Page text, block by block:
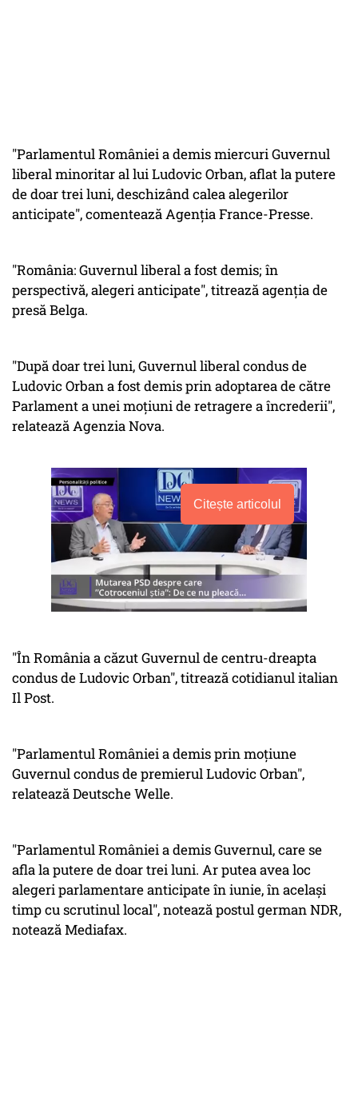
"Parlamentul României a demis miercuri Guvernul
liberal minoritar al lui Ludovic Orban, aflat la putere
de doar trei luni, deschizând calea alegerilor
anticipate", comentează Agenţia France-Presse.
"România: Guvernul liberal a fost demis; în
perspectivă, alegeri anticipate", titrează agenţia de
presă Belga.
"După doar trei luni, Guvernul liberal condus de
Ludovic Orban a fost demis prin adoptarea de către
Parlament a unei moţiuni de retragere a încrederii",
relatează Agenzia Nova.
Citește articolul
"În România a căzut Guvernul de centru-dreapta
condus de Ludovic Orban", titrează cotidianul italian
Il Post.
"Parlamentul României a demis prin moţiune
Guvernul condus de premierul Ludovic Orban",
relatează Deutsche Welle.
"Parlamentul României a demis Guvernul, care se
afla la putere de doar trei luni. Ar putea avea loc
alegeri parlamentare anticipate în iunie, în acelaşi
timp cu scrutinul local", notează postul german NDR,
notează Mediafax.